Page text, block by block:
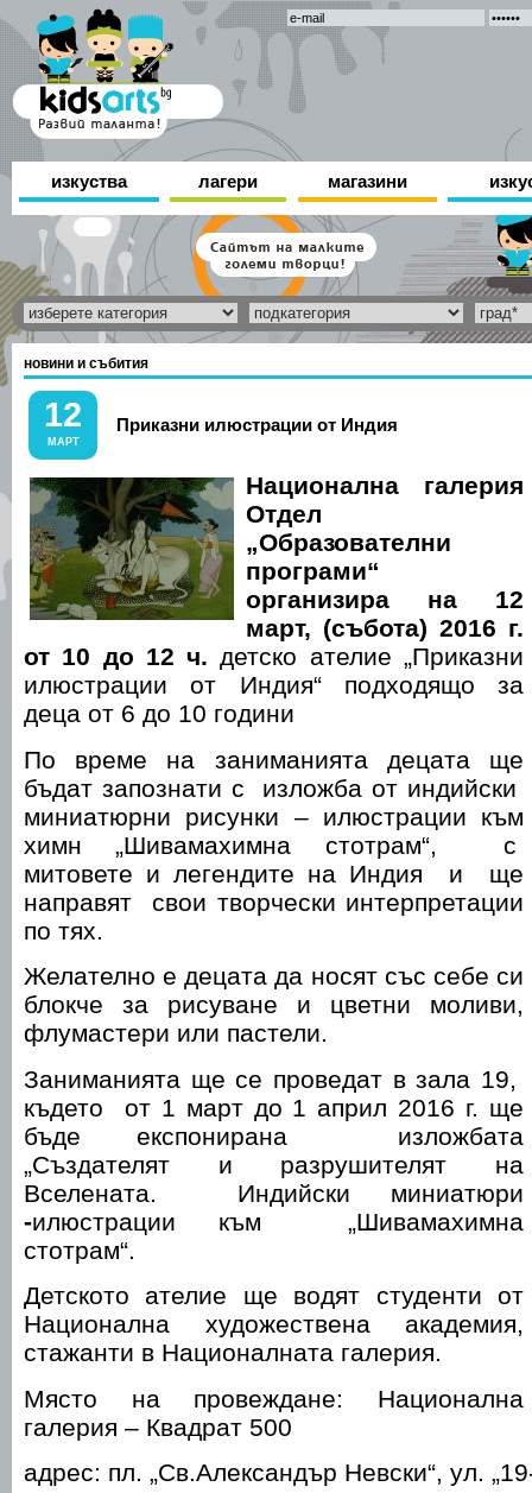
изкуства лагери магазини
новини и събития
12
МАРТ
Приказни илюстрации от Индия
Национална галерия
Отдел
„Образователни
програми“
организира на 12
март, (събота) 2016 г.
от 10 до 12 ч.детско ателие „Приказни
илюстрации от Индия“ подходящо за
деца от 6 до 10 години
По време на заниманията децата ще
бъдат запознати с изложба от индийски
миниатюрни рисунки – илюстрации към
химн „Шивамахимна стотрам“, с
митовете и легендите на Индия и ще
направят свои творчески интерпретации
по тях.
Желателно е децата да носят със себе си
блокче за рисуване и цветни моливи,
флумастери или пастели.
Заниманията ще се проведат в зала 19,
където от 1 март до 1 април 2016 г. ще
бъде експонирана изложбата
„Създателят и разрушителят на
Вселената. Индийски миниатюри
-илюстрации към „Шивамахимна
стотрам“.
Детското ателие ще водят студенти от
Национална художествена академия,
стажанти в Националната галерия.
Място на провеждане: Национална
галерия – Квадрат 500
адрес: пл. „Св.Александър Невски“, ул.